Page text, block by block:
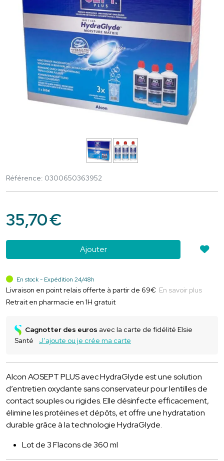
Référence: 0300650363952
35,70€
Ajouter
En stock - Expédition 24/48h
Livraison en point relais offerte à partir de 69€ En savoir plus
Retrait en pharmacie en 1H gratuit
Cagnotter des euros avec la carte de fidélité Elsie
Santé
J’ajoute ou je crée ma carte
Alcon AOSEPT PLUS avec HydraGlyde est une solution
d’entretien oxydante sans conservateur pour lentilles de
contact souples ou rigides. Elle désinfecte efficacement,
élimine les protéines et dépôts, et offre une hydratation
durable grâce à la technologie HydraGlyde.
Lot de 3 Flacons de 360 ml